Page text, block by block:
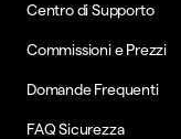
Centro di Supporto
Commissioni e Prezzi
Domande Frequenti
FAQ Sicurezza